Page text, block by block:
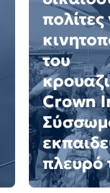
πολίτες
του
Crown
πλευρό